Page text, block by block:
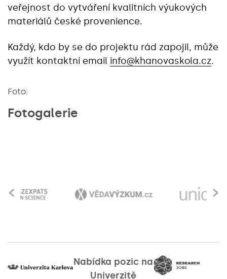
veřejnost do vytváření kvalitních výukových
materiálů české provenience.
Každý, kdo by se do projektu rád zapojil, může
využít kontaktní email info@khanovaskola.cz.
Foto:
Fotogalerie
›
‹
Nabídka pozic na
Univerzitě